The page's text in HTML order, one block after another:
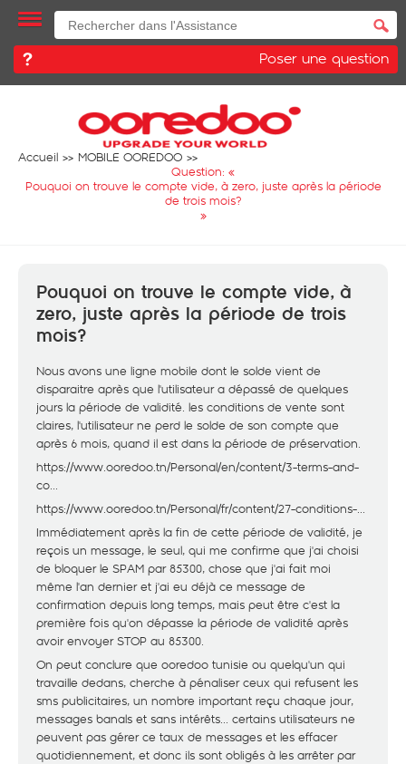
Poser une question
Accueil
MOBILE OOREDOO
Question: «
Pouquoi on trouve le compte vide, à zero, juste après la période
de trois mois?
»
Pouquoi on trouve le compte vide, à
zero, juste après la période de trois
mois?
Nous avons une ligne mobile dont le solde vient de
disparaitre après que l'utilisateur a dépassé de quelques
jours la période de validité. les conditions de vente sont
claires, l'utilisateur ne perd le solde de son compte que
après 6 mois, quand il est dans la période de préservation.
https://www.ooredoo.tn/Personal/en/content/3-terms-and-
co...
https://www.ooredoo.tn/Personal/fr/content/27-conditions-...
Immédiatement après la fin de cette période de validité, je
reçois un message, le seul, qui me confirme que j'ai choisi
de bloquer le SPAM par 85300, chose que j'ai fait moi
même l'an dernier et j'ai eu déjà ce message de
confirmation depuis long temps, mais peut être c'est la
première fois qu'on dépasse la période de validité après
avoir envoyer STOP au 85300.
On peut conclure que ooredoo tunisie ou quelqu'un qui
travaille dedans, cherche à pénaliser ceux qui refusent les
sms publicitaires, un nombre important reçu chaque jour,
messages banals et sans intérêts... certains utilisateurs ne
peuvent pas gérer ce taux de messages et les effacer
quotidiennement, et donc ils sont obligés à les arrêter par